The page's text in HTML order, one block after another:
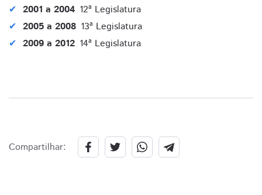
2001 a 2004 12ª Legislatura
2005 a 2008 13ª Legislatura
2009 a 2012 14ª Legislatura
Compartilhar: